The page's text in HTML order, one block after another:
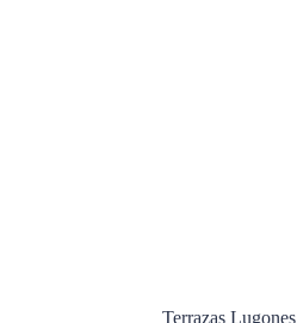
Terrazas Lugones